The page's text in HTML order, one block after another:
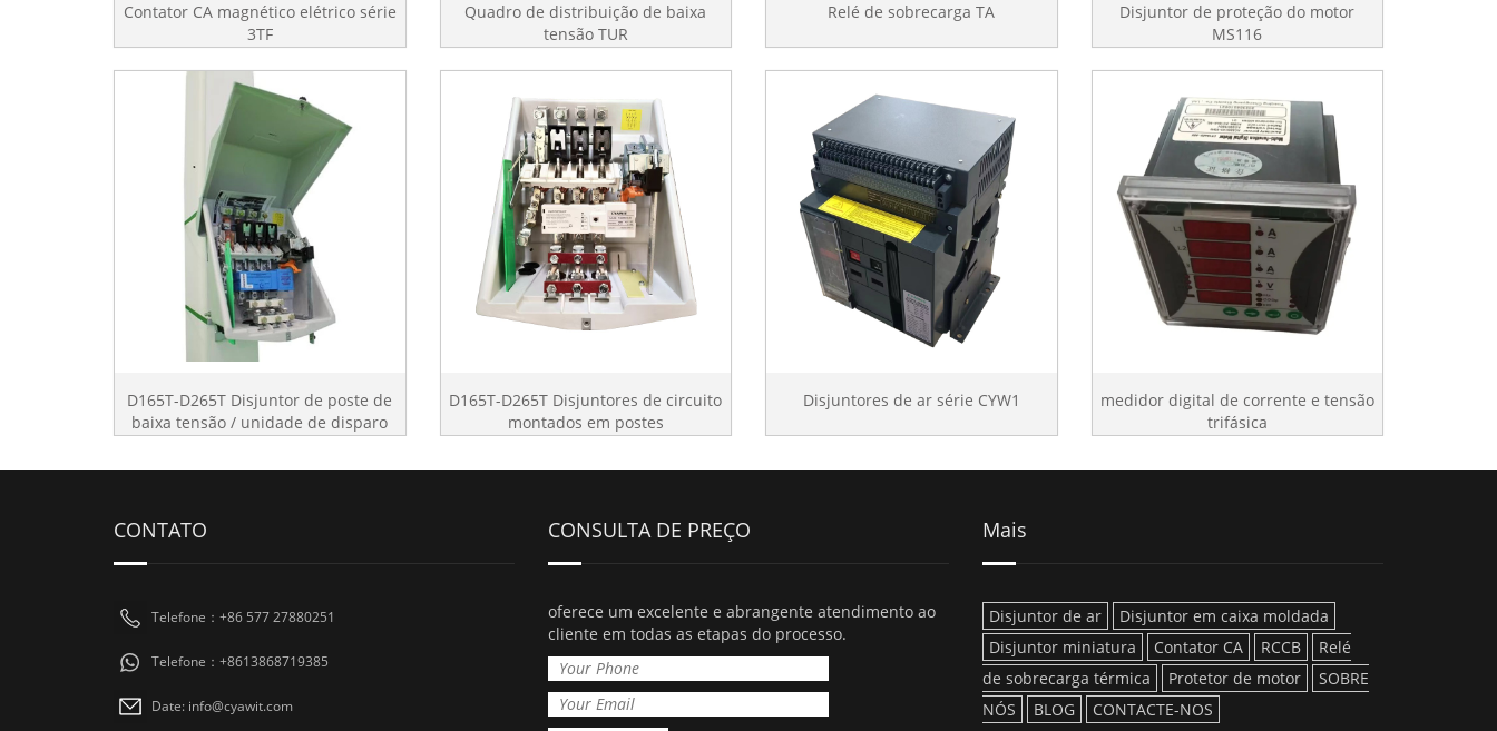
Contator CA magnético elétrico série
3TF
Quadro de distribuição de baixa
tensão TUR
Relé de sobrecarga TA
Disjuntor de proteção do motor
MS116
D165T-D265T Disjuntor de poste de
baixa tensão / unidade de disparo
D165T-D265T Disjuntores de circuito
montados em postes
Disjuntores de ar série CYW1
medidor digital de corrente e tensão
trifásica
CONTATO
Telefone：+86 577 27880251
Telefone：+8613868719385
Date: info@cyawit.com
CONSULTA DE PREÇO
oferece um excelente e abrangente atendimento ao
cliente em todas as etapas do processo.
Mais
Disjuntor de ar
Disjuntor em caixa moldada
Disjuntor miniatura
Contator CA RCCB
Relé
de sobrecarga térmica
Protetor de motor
SOBRE
NÓS
BLOG CONTACTE-NOS